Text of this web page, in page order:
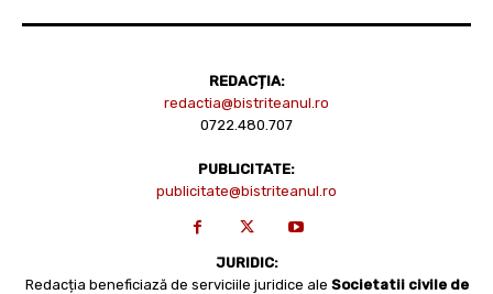
REDACȚIA:
redactia@bistriteanul.ro
0722.480.707
PUBLICITATE:
publicitate@bistriteanul.ro
JURIDIC:
Redacția beneficiază de serviciile juridice ale Societatii civile de